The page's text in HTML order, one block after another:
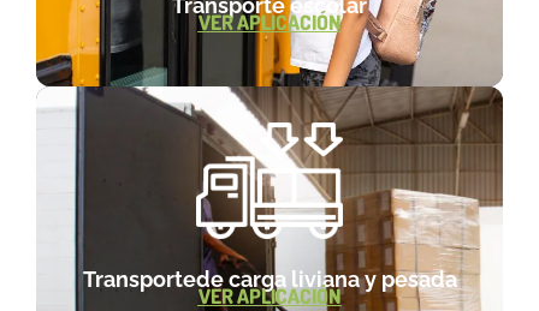
Transporte escolar
VER APLICACIÓN
Transportede carga liviana y pesada
VER APLICACIÓN